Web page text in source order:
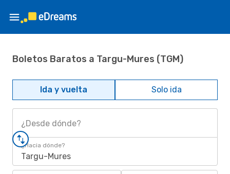
Boletos Baratos a Targu-Mures (TGM)
Ida y vuelta Solo ida
¿Desde dónde?
¿Hacia dónde?
Targu-Mures